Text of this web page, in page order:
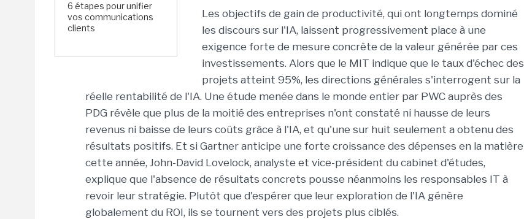
6 étapes pour unifier
vos communications
clients
Les objectifs de gain de productivité, qui ont longtemps dominé
les discours sur l'IA, laissent progressivement place à une
exigence forte de mesure concrète de la valeur générée par ces
investissements. Alors que le MIT indique que le taux d'échec des
projets atteint 95%, les directions générales s'interrogent sur la
réelle rentabilité de l'IA. Une étude menée dans le monde entier par PWC auprès des
PDG révèle que plus de la moitié des entreprises n'ont constaté ni hausse de leurs
revenus ni baisse de leurs coûts grâce à l'IA, et qu'une sur huit seulement a obtenu des
résultats positifs. Et si Gartner anticipe une forte croissance des dépenses en la matière
cette année, John-David Lovelock, analyste et vice-président du cabinet d'études,
explique que l'absence de résultats concrets pousse néanmoins les responsables IT à
revoir leur stratégie. Plutôt que d'espérer que leur exploration de l'IA génère
globalement du ROI, ils se tournent vers des projets plus ciblés.